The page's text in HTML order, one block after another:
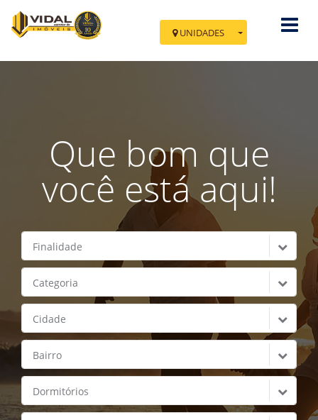
UNIDADES
Você esta em Nova
IR PARA TRAMANDAÍ
Que bom que
você está aqui!
Finalidade
Categoria
Cidade
Bairro
Dormitórios